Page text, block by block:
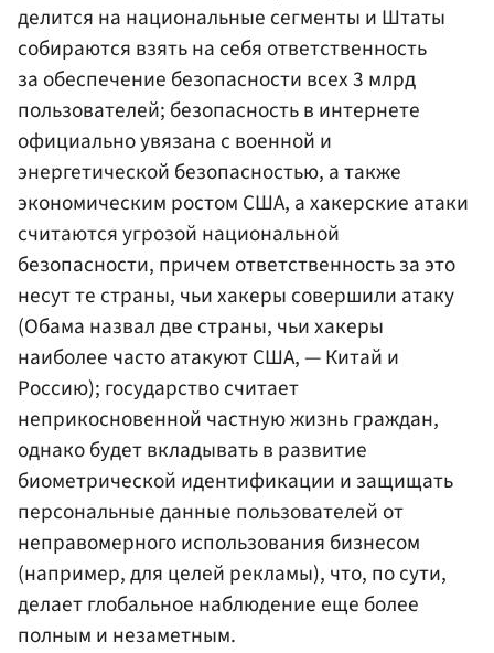
делится на национальные сегменты и Штаты
собираются взять на себя ответственность
за обеспечение безопасности всех 3 млрд
пользователей; безопасность в интернете
официально увязана с военной и
энергетической безопасностью, а также
экономическим ростом США, а хакерские атаки
считаются угрозой национальной
безопасности, причем ответственность за это
несут те страны, чьи хакеры совершили атаку
(Обама назвал две страны, чьи хакеры
наиболее часто атакуют США, — Китай и
Россию); государство считает
неприкосновенной частную жизнь граждан,
однако будет вкладывать в развитие
биометрической идентификации и защищать
персональные данные пользователей от
неправомерного использования бизнесом
(например, для целей рекламы), что, по сути,
делает глобальное наблюдение еще более
полным и незаметным.